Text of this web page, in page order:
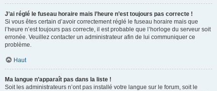
J’ai réglé le fuseau horaire mais l’heure n’est toujours pas correcte !
Si vous êtes certain d’avoir correctement réglé le fuseau horaire mais que
l’heure n’est toujours pas correcte, il est probable que l’horloge du serveur soit
erronée. Veuillez contacter un administrateur afin de lui communiquer ce
problème.
Haut
Ma langue n’apparaît pas dans la liste !
Soit les administrateurs n’ont pas installé votre langue sur le forum, soit le